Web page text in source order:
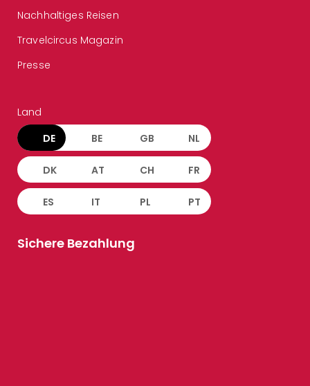
Nachhaltiges Reisen
Travelcircus Magazin
Presse
Land
DE BE GB NL
DK AT CH FR
ES IT PL PT
Sichere Bezahlung